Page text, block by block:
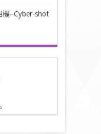
機–Cyber-shot